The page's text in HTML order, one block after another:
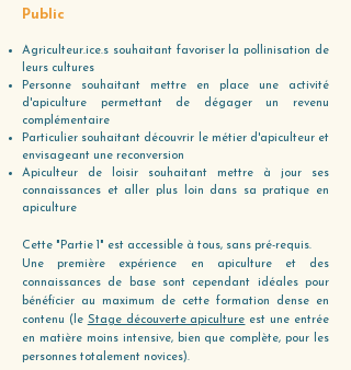
Public
​Agriculteur.ice.s souhaitant favoriser la pollinisation de
leurs cultures
Personne souhaitant mettre en place une activité
d'apiculture permettant de dégager un revenu
complémentaire
Particulier souhaitant découvrir le métier d'apiculteur et
envisageant une reconversion
Apiculteur de loisir souhaitant mettre à jour ses
connaissances et aller plus loin dans sa pratique en
apiculture
Cette "Partie 1" est accessible à tous, sans pré-requis.
Une première expérience en apiculture et des
connaissances de base sont cependant idéales pour
bénéficier au maximum de cette formation dense en
contenu (le Stage découverte apiculture est une entrée
en matière moins intensive, bien que complète, pour les
personnes totalement novices).